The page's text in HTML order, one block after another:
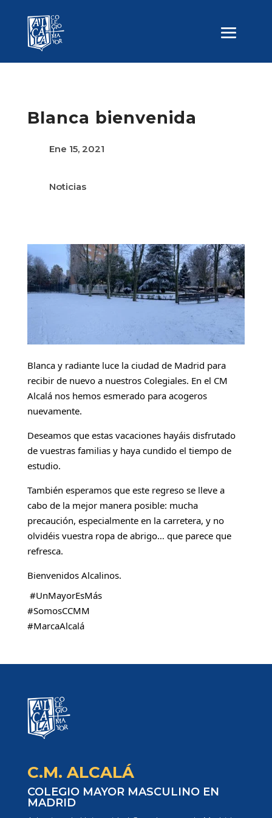
Blanca bienvenida
Ene 15, 2021
Noticias
Blanca y radiante luce la ciudad de Madrid para
recibir de nuevo a nuestros Colegiales. En el CM
Alcalá nos hemos esmerado para acogeros
nuevamente.
Deseamos que estas vacaciones hayáis disfrutado
de vuestras familias y haya cundido el tiempo de
estudio.
También esperamos que este regreso se lleve a
cabo de la mejor manera posible: mucha
precaución, especialmente en la carretera, y no
olvidéis vuestra ropa de abrigo… que parece que
refresca.
Bienvenidos Alcalinos.
#UnMayorEsMás
#SomosCCMM
#MarcaAlcalá
C.M. ALCALÁ
COLEGIO MAYOR MASCULINO EN
MADRID